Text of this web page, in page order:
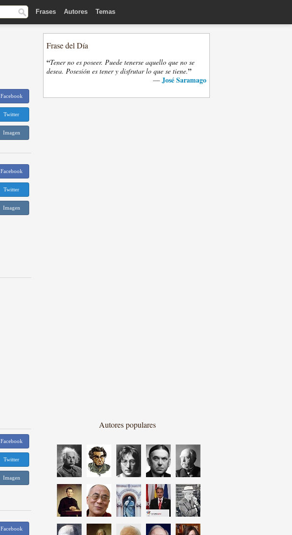
Frases Autores Temas
Facebook
Twitter
Imagen
Facebook
Twitter
Imagen
Facebook
Twitter
Imagen
Facebook
Frase del Día
“Tener no es poseer. Puede tenerse aquello que no se
desea. Posesión es tener y disfrutar lo que se tiene.”
— José Saramago
Autores populares